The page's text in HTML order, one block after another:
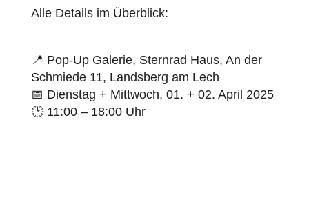
Alle Details im Überblick:
📍 Pop-Up Galerie, Sternrad Haus, An der
Schmiede 11, Landsberg am Lech
📅 Dienstag + Mittwoch, 01. + 02. April 2025
🕑 11:00 – 18:00 Uhr